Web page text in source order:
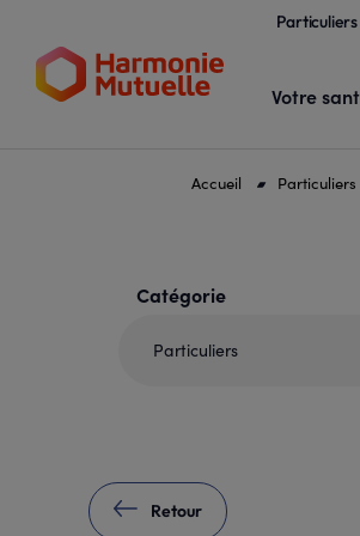
Particuliers
Votre
Accueil Particuliers
Votre profil et / ou
Catégorie
Particuliers
Retour